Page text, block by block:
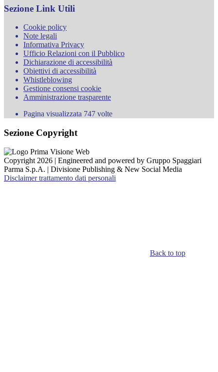
Sezione Link Utili
Cookie policy
Note legali
Informativa Privacy
Ufficio Relazioni con il Pubblico
Dichiarazione di accessibilità
Obiettivi di accessibilità
Whistleblowing
Gestione consensi cookie
Amministrazione trasparente
Pagina visualizzata 747 volte
Sezione Copyright
Copyright 2026 | Engineered and powered by Gruppo Spaggiari
Parma S.p.A. | Divisione Publishing & New Social Media
Disclaimer trattamento dati personali
Back to top